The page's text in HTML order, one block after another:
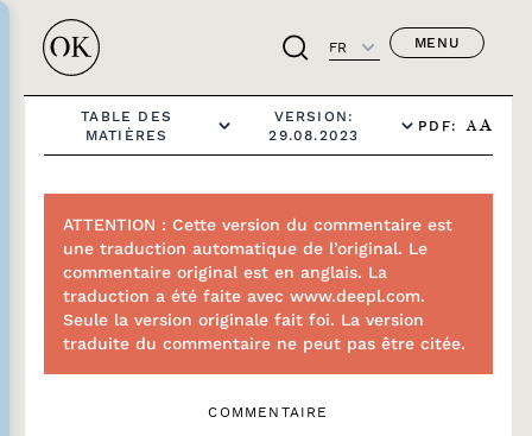
FR MENU
TABLE DES
MATIÈRES
VERSION:
29.08.2023
PDF: A A
ATTENTION : Cette version du commentaire est
une traduction automatique de l’original. Le
commentaire original est en anglais. La
traduction a été faite avec www.deepl.com.
Seule la version originale fait foi. La version
traduite du commentaire ne peut pas être citée.
COMMENTAIRE